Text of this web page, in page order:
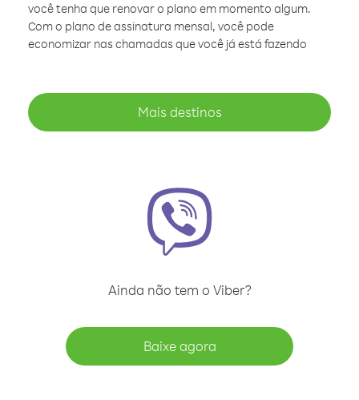
você tenha que renovar o plano em momento algum.
Com o plano de assinatura mensal, você pode
economizar nas chamadas que você já está fazendo
Mais destinos
Ainda não tem o Viber?
Baixe agora